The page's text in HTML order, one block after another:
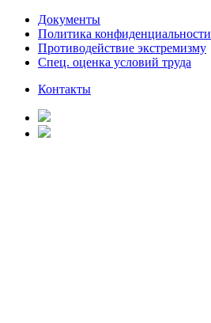
Документы
Политика конфиденциальности
Противодействие экстремизму
Спец. оценка условий труда
Контакты